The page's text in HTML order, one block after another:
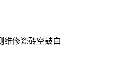
维修瓷砖空鼓白